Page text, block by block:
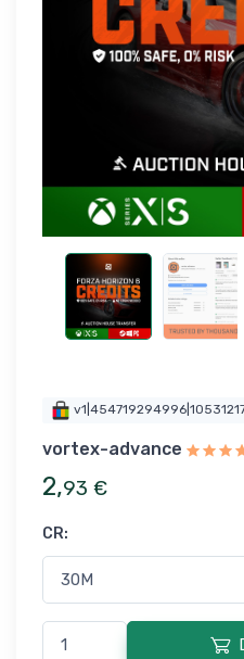
vortex-advance
2,93 €
CR: